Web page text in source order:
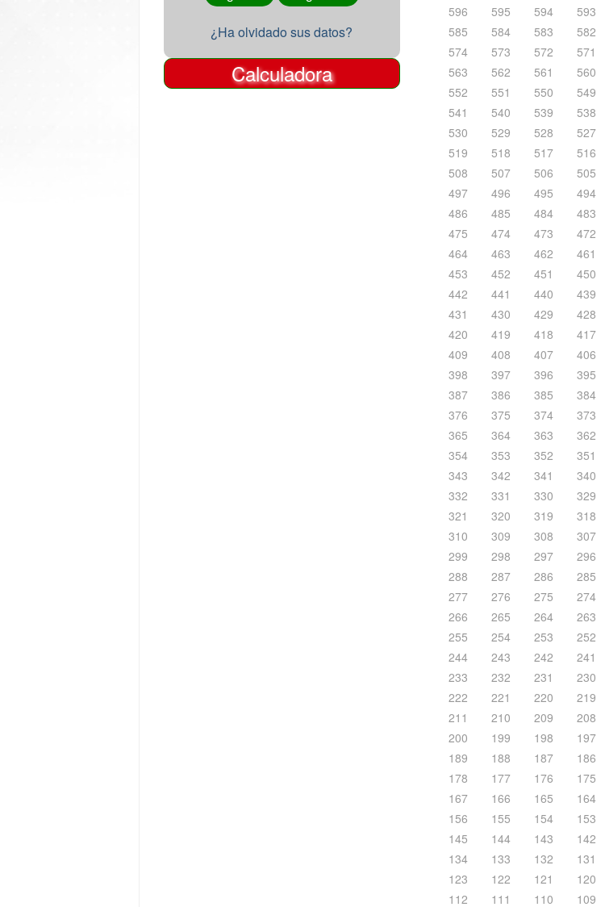
¿Ha olvidado sus datos?
Calculadora
596
595 594 593
585
584 583 582
574
573 572 571
563
562 561 560
552
551 550 549
541
540 539 538
530
529 528 527
519
518 517 516
508
507 506 505
497
496 495 494
486
485 484 483
475
474 473 472
464
463 462 461
453
452 451 450
442
441 440 439
431
430 429 428
420
419 418 417
409
408 407 406
398
397 396 395
387
386 385 384
376
375 374 373
365
364 363 362
354
353 352 351
343
342 341 340
332
331 330 329
321
320 319 318
310
309 308 307
299
298 297 296
288
287 286 285
277
276 275 274
266
265 264 263
255
254 253 252
244
243 242 241
233
232 231 230
222
221 220 219
211
210 209 208
200
199 198 197
189
188 187 186
178
177 176 175
167
166 165 164
156
155 154 153
145
144 143 142
134
133 132 131
123
122 121 120
112
111 110 109